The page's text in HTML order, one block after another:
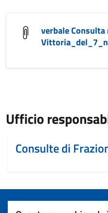
verbale Consulta
Ufficio
Consulte di